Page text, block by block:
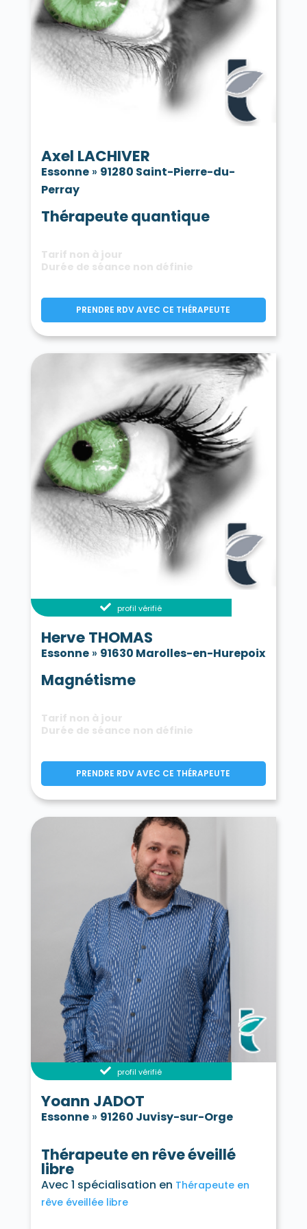
Axel LACHIVER
Essonne» 91280 Saint-Pierre-du-
Perray
Thérapeute quantique
Tarif non à jour
Durée de séance non définie
PRENDRE RDV AVEC CE THÉRAPEUTE
profil vérifié
Herve THOMAS
Essonne» 91630 Marolles-en-Hurepoix
Magnétisme
Tarif non à jour
Durée de séance non définie
PRENDRE RDV AVEC CE THÉRAPEUTE
profil vérifié
Yoann JADOT
Essonne» 91260 Juvisy-sur-Orge
Thérapeute en rêve éveillé
libre
Avec 1 spécialisation en Thérapeute en
rêve éveillée libre